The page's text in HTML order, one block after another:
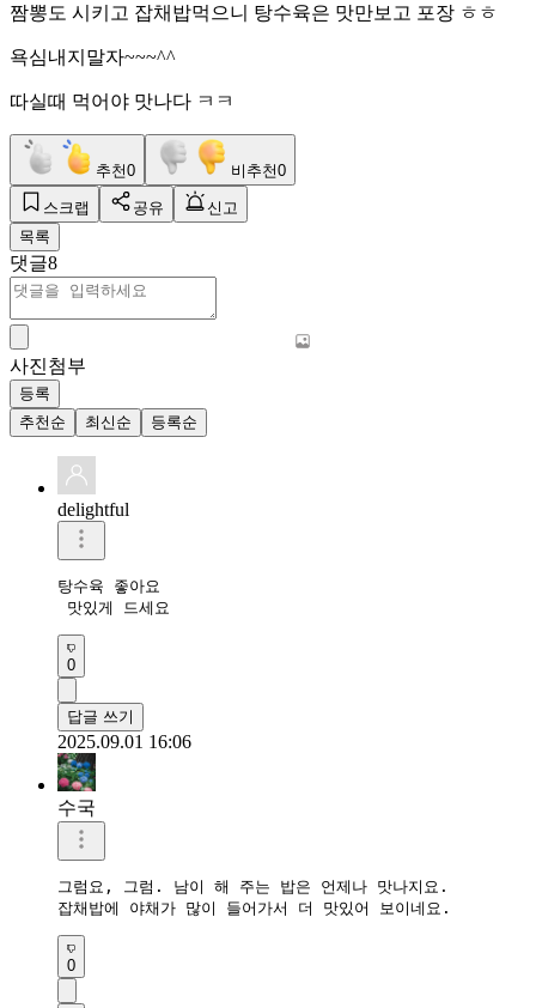
짬뽕도 시키고 잡채밥먹으니 탕수육은 맛만보고 포장 ㅎㅎ
욕심내지말자~~~^^
따실때 먹어야 맛나다 ㅋㅋ
추천0 비추천0
스크랩 공유
신고
목록
댓글8
사진첨부
등록
추천순
최신순 등록순
delightful
탕수육 좋아요
맛있게 드세요
0
답글 쓰기
2025.09.01 16:06
수국
그럼요, 그럼. 남이 해 주는 밥은 언제나 맛나지요.
잡채밥에 야채가 많이 들어가서 더 맛있어 보이네요.
0